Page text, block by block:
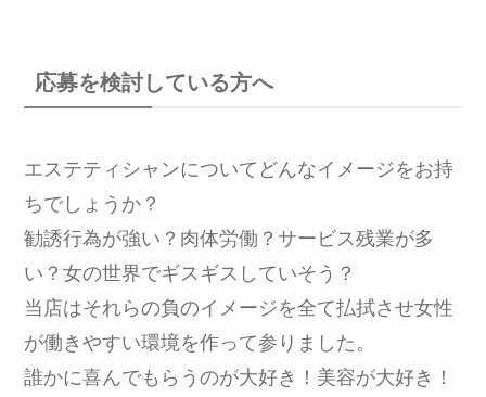
応募を検討している方へ
エステティシャンについてどんなイメージをお持
ちでしょうか？
勧誘行為が強い？肉体労働？サービス残業が多
い？女の世界でギスギスしていそう？
当店はそれらの負のイメージを全て払拭させ女性
が働きやすい環境を作って参りました。
誰かに喜んでもらうのが大好き！美容が大好き！